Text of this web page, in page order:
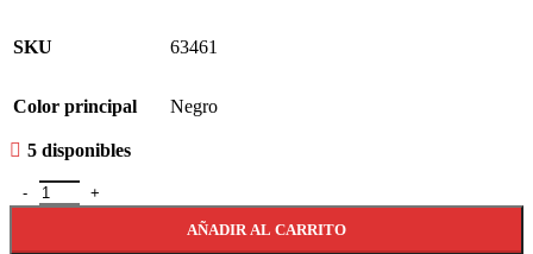
SKU 63461
Color principal Negro
5 disponibles
Cubierta 29 X 2.10 Parrudo Hb 63461 cantidad
AÑADIR AL CARRITO